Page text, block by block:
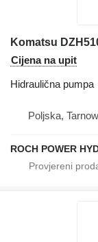
Cijena na upit
Hidraulična pumpa
Poljska,
ROCH POWER